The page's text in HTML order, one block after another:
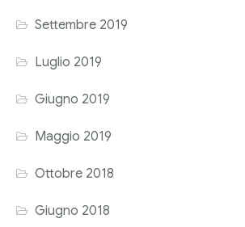
Settembre 2019
Luglio 2019
Giugno 2019
Maggio 2019
Ottobre 2018
Giugno 2018